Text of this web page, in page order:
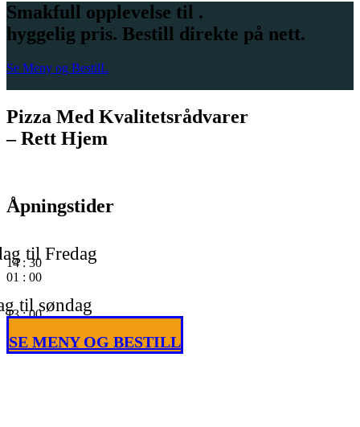
Smakfull opplevelse til .
hyggelig pris. Bestill direkte på nett.
Se Meny og BestilL
Pizza Med Kvalitetsrådvarer
– Rett Hjem
Åpningstider
til Fredag
14 : 30
01 : 00
til søndag
13: 00
SE MENY OG BESTILL